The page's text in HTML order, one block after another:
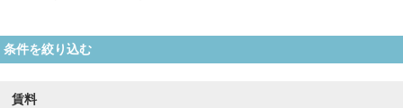
条件を絞り込む
賃料